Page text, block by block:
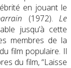
en jouant le
(1972). Le
jusqu’à cette
membres de la
film populaire. Il
du film, “Laisse